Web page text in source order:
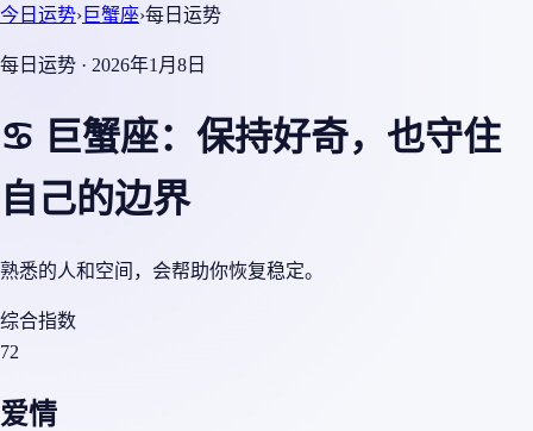
今日运势›巨蟹座›每日运势
每日运势 · 2026年1月8日
♋ 巨蟹座：保持好奇，也守住
自己的边界
熟悉的人和空间，会帮助你恢复稳定。
综合指数
72
爱情